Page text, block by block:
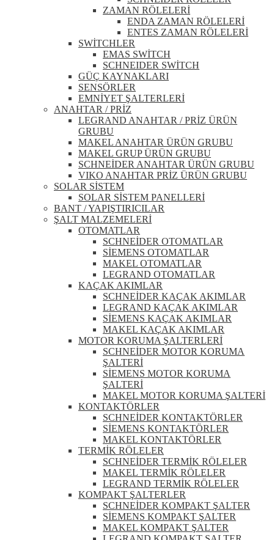
ZAMAN RÖLELERİ
ENDA ZAMAN RÖLELERİ
ENTES ZAMAN RÖLELERİ
SWİTCHLER
EMAS SWİTCH
SCHNEIDER SWİTCH
GÜÇ KAYNAKLARI
SENSÖRLER
EMNİYET ŞALTERLERİ
ANAHTAR / PRİZ
LEGRAND ANAHTAR / PRİZ ÜRÜN
GRUBU
MAKEL ANAHTAR ÜRÜN GRUBU
MAKEL GRUP ÜRÜN GRUBU
SCHNEİDER ANAHTAR ÜRÜN GRUBU
VIKO ANAHTAR PRİZ ÜRÜN GRUBU
SOLAR SİSTEM
SOLAR SİSTEM PANELLERİ
BANT / YAPIŞTIRICILAR
ŞALT MALZEMELERİ
OTOMATLAR
SCHNEİDER OTOMATLAR
SİEMENS OTOMATLAR
MAKEL OTOMATLAR
LEGRAND OTOMATLAR
KAÇAK AKIMLAR
SCHNEİDER KAÇAK AKIMLAR
LEGRAND KAÇAK AKIMLAR
SİEMENS KAÇAK AKIMLAR
MAKEL KAÇAK AKIMLAR
MOTOR KORUMA ŞALTERLERİ
SCHNEİDER MOTOR KORUMA
ŞALTERİ
SİEMENS MOTOR KORUMA
ŞALTERİ
MAKEL MOTOR KORUMA ŞALTERİ
KONTAKTÖRLER
SCHNEİDER KONTAKTÖRLER
SİEMENS KONTAKTÖRLER
MAKEL KONTAKTÖRLER
TERMİK RÖLELER
SCHNEİDER TERMİK RÖLELER
MAKEL TERMİK RÖLELER
LEGRAND TERMİK RÖLELER
KOMPAKT ŞALTERLER
SCHNEİDER KOMPAKT ŞALTER
SİEMENS KOMPAKT ŞALTER
MAKEL KOMPAKT ŞALTER